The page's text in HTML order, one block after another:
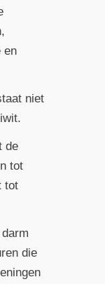
en
niet
de
tot
tot
die